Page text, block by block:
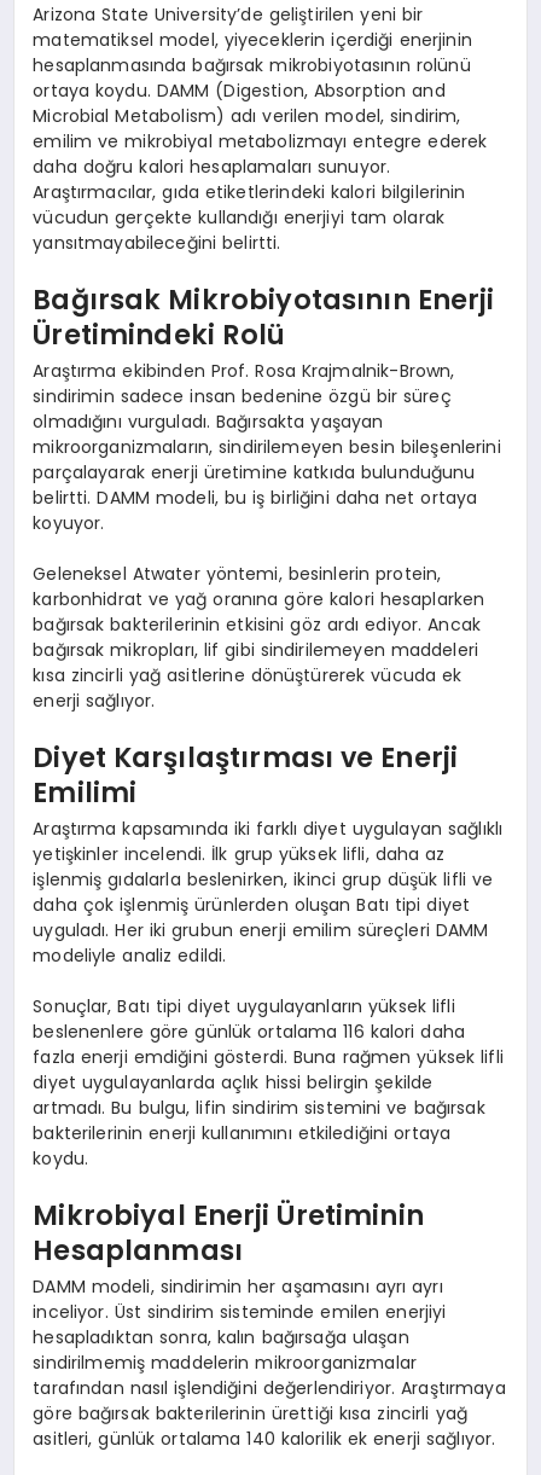
Arizona State University’de geliştirilen yeni bir
matematiksel model, yiyeceklerin içerdiği enerjinin
hesaplanmasında bağırsak mikrobiyotasının rolünü
ortaya koydu. DAMM (Digestion, Absorption and
Microbial Metabolism) adı verilen model, sindirim,
emilim ve mikrobiyal metabolizmayı entegre ederek
daha doğru kalori hesaplamaları sunuyor.
Araştırmacılar, gıda etiketlerindeki kalori bilgilerinin
vücudun gerçekte kullandığı enerjiyi tam olarak
yansıtmayabileceğini belirtti.
Bağırsak Mikrobiyotasının Enerji
Üretimindeki Rolü
Araştırma ekibinden Prof. Rosa Krajmalnik-Brown,
sindirimin sadece insan bedenine özgü bir süreç
olmadığını vurguladı. Bağırsakta yaşayan
mikroorganizmaların, sindirilemeyen besin bileşenlerini
parçalayarak enerji üretimine katkıda bulunduğunu
belirtti. DAMM modeli, bu iş birliğini daha net ortaya
koyuyor.
Geleneksel Atwater yöntemi, besinlerin protein,
karbonhidrat ve yağ oranına göre kalori hesaplarken
bağırsak bakterilerinin etkisini göz ardı ediyor. Ancak
bağırsak mikropları, lif gibi sindirilemeyen maddeleri
kısa zincirli yağ asitlerine dönüştürerek vücuda ek
enerji sağlıyor.
Diyet Karşılaştırması ve Enerji
Emilimi
Araştırma kapsamında iki farklı diyet uygulayan sağlıklı
yetişkinler incelendi. İlk grup yüksek lifli, daha az
işlenmiş gıdalarla beslenirken, ikinci grup düşük lifli ve
daha çok işlenmiş ürünlerden oluşan Batı tipi diyet
uyguladı. Her iki grubun enerji emilim süreçleri DAMM
modeliyle analiz edildi.
Sonuçlar, Batı tipi diyet uygulayanların yüksek lifli
beslenenlere göre günlük ortalama 116 kalori daha
fazla enerji emdiğini gösterdi. Buna rağmen yüksek lifli
diyet uygulayanlarda açlık hissi belirgin şekilde
artmadı. Bu bulgu, lifin sindirim sistemini ve bağırsak
bakterilerinin enerji kullanımını etkilediğini ortaya
koydu.
Mikrobiyal Enerji Üretiminin
Hesaplanması
DAMM modeli, sindirimin her aşamasını ayrı ayrı
inceliyor. Üst sindirim sisteminde emilen enerjiyi
hesapladıktan sonra, kalın bağırsağa ulaşan
sindirilmemiş maddelerin mikroorganizmalar
tarafından nasıl işlendiğini değerlendiriyor. Araştırmaya
göre bağırsak bakterilerinin ürettiği kısa zincirli yağ
asitleri, günlük ortalama 140 kalorilik ek enerji sağlıyor.